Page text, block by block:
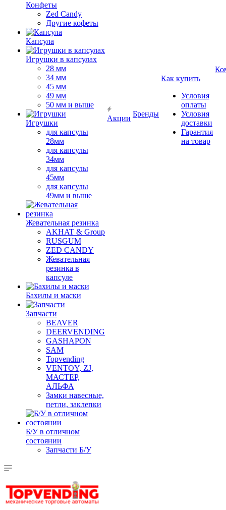
Конфеты
Zed Candy
Другие кофеты
Капсула
Игрушки в капсулах
28 мм
34 мм
45 мм
49 мм
50 мм и выше
Игрушки
для капсулы
28мм
для капсулы
34мм
для капсулы
45мм
для капсулы
49мм и выше
Жевательная резинка
AKHAT & Group
RUSGUM
ZED CANDY
Жевательная
резинка в
капсуле
Бахилы и маски
Запчасти
BEAVER
DEERVENDING
GASHAPON
SAM
Topvending
VENTOY, ZJ,
МАСТЕР,
АЛЬФА
Замки навесные,
петли, заклепки
Б/У в отличном
состоянии
Запчасти Б/У
Акции
Бренды
Как купить
Условия
оплаты
Условия
доставки
Гарантия
на товар